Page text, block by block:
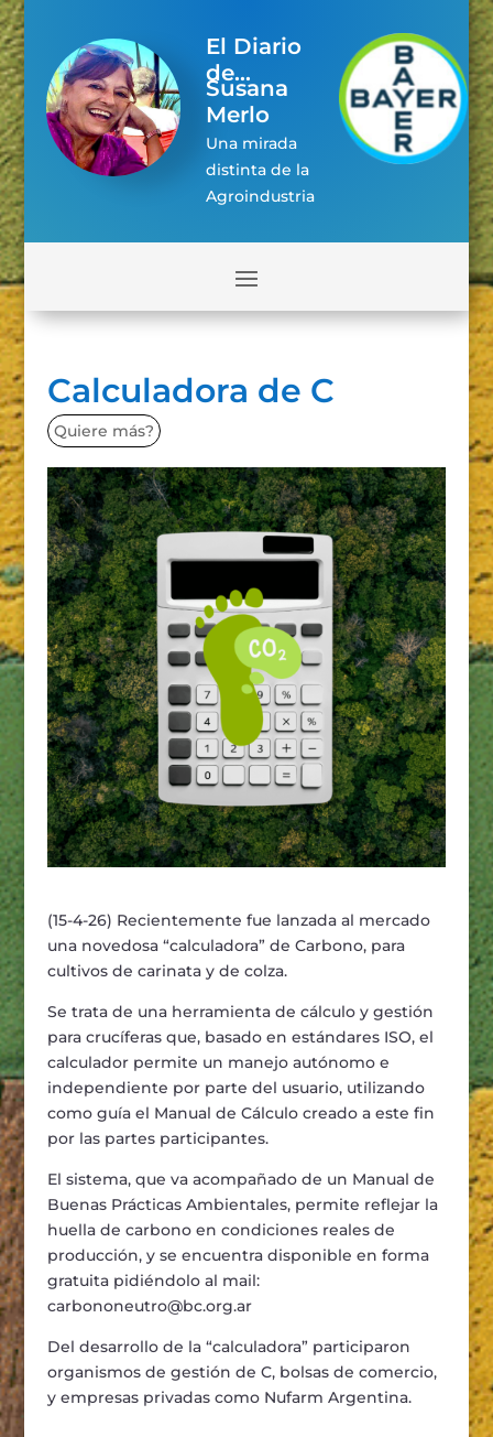
El Diario
de...
Susana
Merlo
Una mirada
distinta de la
Agroindustria
Calculadora de C
Quiere más?
(15-4-26) Recientemente fue lanzada al mercado
una novedosa “calculadora” de Carbono, para
cultivos de carinata y de colza.
Se trata de una herramienta de cálculo y gestión
para crucíferas que, basado en estándares ISO, el
calculador permite un manejo autónomo e
independiente por parte del usuario, utilizando
como guía el Manual de Cálculo creado a este fin
por las partes participantes.
El sistema, que va acompañado de un Manual de
Buenas Prácticas Ambientales, permite reflejar la
huella de carbono en condiciones reales de
producción, y se encuentra disponible en forma
gratuita pidiéndolo al mail:
carbononeutro@bc.org.ar
Del desarrollo de la “calculadora” participaron
organismos de gestión de C, bolsas de comercio,
y empresas privadas como Nufarm Argentina.